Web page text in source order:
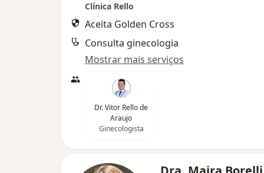
Clínica Rello
Aceita Golden Cross
Consulta ginecologia
Mostrar mais serviços
Dr. Vitor Rello de
Araujo
Ginecologista